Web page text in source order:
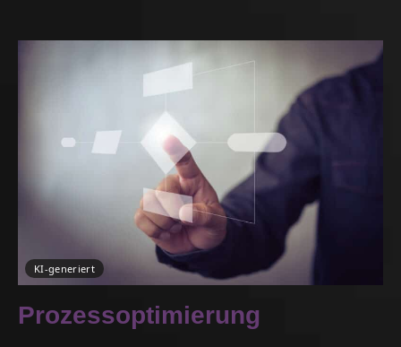
KI-generiert
Prozessoptimierung